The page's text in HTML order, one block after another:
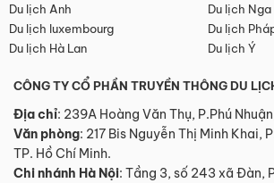
Du lịch Anh
Du lịch Nga
Du lịch luxembourg
Du lịch
Du lịch Hà Lan
Du lịch Ý
CÔNG TY CỔ PHẦN TRUYỀN THÔNG DU
Địa chỉ: 239A Hoàng Văn Thụ, P.Phú
Văn phòng: 217 Bis Nguyễn Thị Minh Khai,
TP. Hồ Chí Minh.
Chi nhánh Hà Nội: Tầng 3, số 243 xã Đàn,